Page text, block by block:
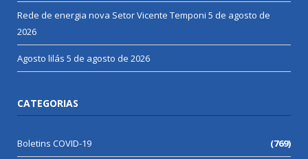
Rede de energia nova Setor Vicente Temponi 5 de agosto de
2026
Agosto lilás 5 de agosto de 2026
CATEGORIAS
Boletins COVID-19 (769)